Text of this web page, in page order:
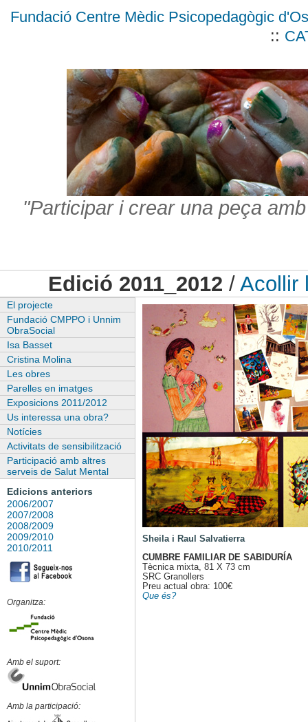
Fundació Centre Mèdic Psicopedagògic
::
"Participar i crear una peça
Edició 2011_2012 /Acollir
El projecte
Fundació CMPPO i Unnim
ObraSocial
Isa Basset
Cristina Molina
Les obres
Parelles en imatges
Exposicions 2011/2012
Us interessa una obra?
Notícies
Activitats de sensibilització
Participació amb altres
serveis de Salut Mental
Edicions anteriors
2006/2007
2007/2008
2008/2009
2009/2010
2010/2011
Organitza:
Amb el suport:
Amb la participació:
Sheila i Raul Salvatierra
CUMBRE FAMILIAR DE SABIDURÍA
Tècnica mixta, 81 X 73 cm
SRC Granollers
Preu actual obra: 100€
Que és?